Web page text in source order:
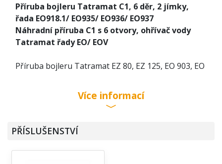
Příruba bojleru Tatramat C1, 6 děr, 2 jímky,
řada EO918.1/ EO935/ EO936/ EO937
Náhradní příruba C1 s 6 otvory, ohřívač vody
Tatramat řady EO/ EOV
Příruba bojleru Tatramat EZ 80, EZ 125, EO 903, EO
počet jímek: 2
díra pro anodovou tyč: ano
těsnění součástí: ano
Více informací
PŘÍSLUŠENSTVÍ